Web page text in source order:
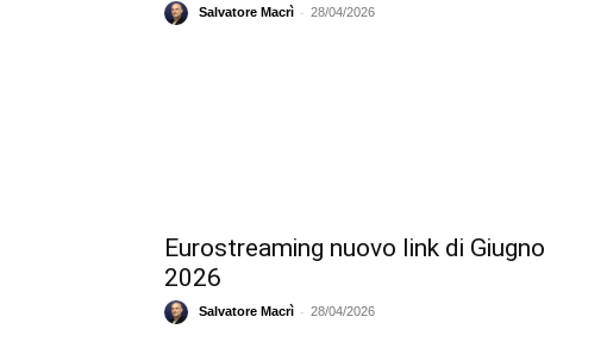
Salvatore Macrì - 28/04/2026
Eurostreaming nuovo link di Giugno
2026
Salvatore Macrì - 28/04/2026